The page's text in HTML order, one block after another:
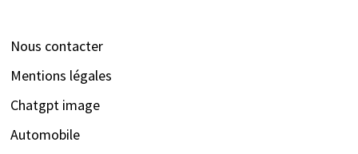
Nous contacter
Mentions légales
Chatgpt image
Automobile